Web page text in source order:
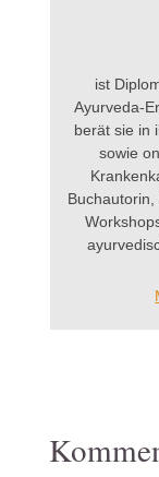
ist
Ayurveda-
berät sie in
sowie